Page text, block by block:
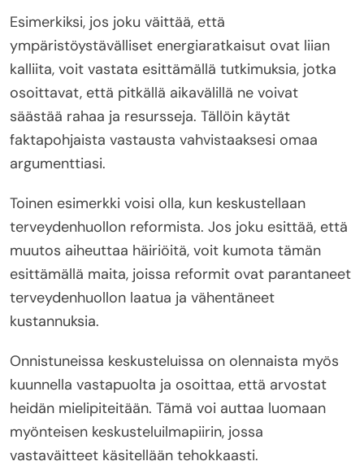
Esimerkiksi, jos joku väittää, että
ympäristöystävälliset energiaratkaisut ovat liian
kalliita, voit vastata esittämällä tutkimuksia, jotka
osoittavat, että pitkällä aikavälillä ne voivat
säästää rahaa ja resursseja. Tällöin käytät
faktapohjaista vastausta vahvistaaksesi omaa
argumenttiasi.
Toinen esimerkki voisi olla, kun keskustellaan
terveydenhuollon reformista. Jos joku esittää, että
muutos aiheuttaa häiriöitä, voit kumota tämän
esittämällä maita, joissa reformit ovat parantaneet
terveydenhuollon laatua ja vähentäneet
kustannuksia.
Onnistuneissa keskusteluissa on olennaista myös
kuunnella vastapuolta ja osoittaa, että arvostat
heidän mielipiteitään. Tämä voi auttaa luomaan
myönteisen keskusteluilmapiirin, jossa
vastaväitteet käsitellään tehokkaasti.